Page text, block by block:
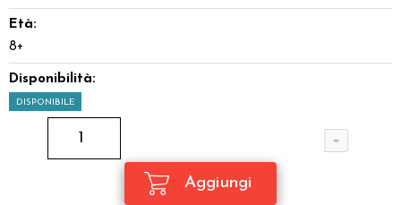
Età:
8+
Disponibilità:
DISPONIBILE